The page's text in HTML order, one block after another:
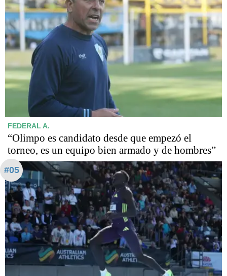
FEDERAL A.
“Olimpo es candidato desde que empezó el
torneo, es un equipo bien armado y de hombres”
#05